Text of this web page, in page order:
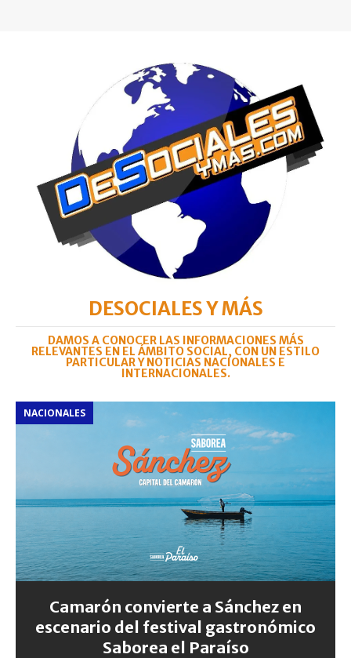
DESOCIALES Y MÁS
DAMOS A CONOCER LAS INFORMACIONES MÁS
RELEVANTES EN EL ÁMBITO SOCIAL, CON UN ESTILO
PARTICULAR Y NOTICIAS NACIONALES E
INTERNACIONALES.
NACIONALES
Camarón convierte a Sánchez en
escenario del festival gastronómico
Saborea el Paraíso